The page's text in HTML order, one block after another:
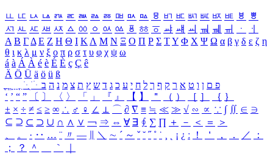
ㅥ ㅦ ㅧ ㅨ ㅩ ㅪ ㅫ ㅬ ㅭ ㅮ ㅯ ㅰ ㅱ ㅲ ㅳ ㅴ ㅵ ㅶ ㅷ ㅸ
ㅹ
ㅺ ㅻ ㅼ ㅽ ㅾ ㅿ ㆀ ㆁ ㆂ ㆃ ㆄ ㆅ ㆆ ㆇ ㆈ ㆉ ㆊ ㆋ ㆌ ㆍ
ㆎ
Α Β ΓΔ Ε Ζ Η Θ Ι ΚΛ Μ Ν Ξ Ο Π Ρ Σ ΤΥ Φ Χ Ψ Ω α β γ δ ε ζ η
θ ι κ λ μ ν ξ ο π ρ σ τ υ φ χ ψ ω
á à Á À é è É È ç Ç ê
Ä Ö Ü ä ö ü ß
ִֶֹ ֻּ ׁׂ פ ם ן ו ט א ר ק ף ך ל ח י ע כ ג ד ש ץ ת צ מ נ ה ב
‘ ’ “ ” 〔 〕 〈 〉 「 」 『 』 【 】 ＂ （ ） ［ ］ ｛ ｝
± × ÷ ≠ ≤ ≥ ∞ ∴ ♂ ♀ ∠ ⊥ ⌒ ∂ ∇ ≡ ≒ ≪ ≫ √ ∽ ∝ ∵ ∫ ∬ ∈ ∋
⊆ ⊇ ⊂ ⊃ ∪ ∩ ∧ ∨ ￢ ⇒ ⇔ ∀ ∃ ∮ ∑ ∏ ＋ － ＜ ＝
＞
、
。 · ‥ … ¨ 〃 ― ＼ ∼ ´ ～ ˇ ˘ ˝ ˚ ˙ ¸ ¡ ¿ ː ！ ＇ ， ． ／
：
；
？ ＾ ｀